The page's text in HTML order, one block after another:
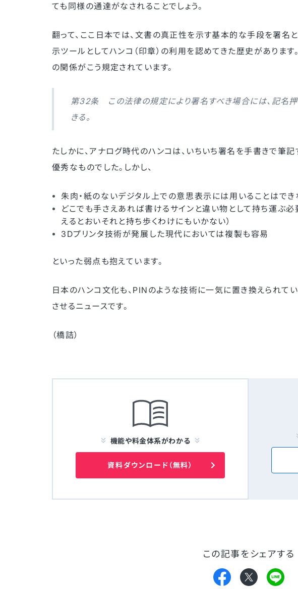
ても同様の通達がなされることでしょう。
翻って、ここ日本では、文書の真正性を示す基本的な手段を署名
示ツールとしてハンコ（印章）の利用を認めてきた歴史があります
の関係がこう規定されています。
第32条 この法律の規定により署名すべき場合には、記名押
きる。
たしかに、アナログ時代のハンコは、いちいち署名を手書きで筆
優秀なものでした。しかし、
朱肉・紙のないデジタル上での意思表示には用いることはでき
どこでも手さえあれば書けるサインと違い物として持ち運ぶ必
えるとおいそれと持ち歩くわけにもいかない）
3Dプリンタ技術が発展した現代においては複製も容易
といった弱点も抱えています。
日本のハンコ文化も、PINのような技術に一気に置き換えられて
させるニュースです。
（橋詰）
機能や料金体系がわかる
資料ダウンロード（無料）
この記事をシェアする